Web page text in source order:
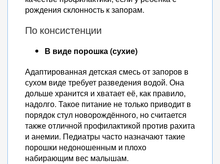
рождения склонность к запорам.
По консистенции
В виде порошка (сухие)
Адаптированная детская смесь от запоров в
сухом виде требует разведения водой. Она
дольше хранится и хватает её, как правило,
надолго. Такое питание не только приводит в
порядок стул новорождённого, но считается
также отличной профилактикой против рахита
и анемии. Педиатры часто назначают такие
порошки недоношенным и плохо
набирающим вес малышам.